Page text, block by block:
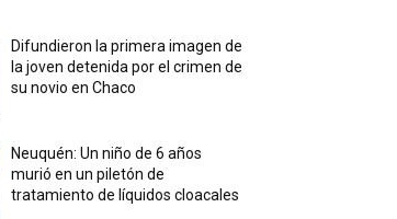
Difundieron la primera imagen de
la joven detenida por el crimen de
su novio en Chaco
Neuquén: Un niño de 6 años
murió en un piletón de
tratamiento de líquidos cloacales